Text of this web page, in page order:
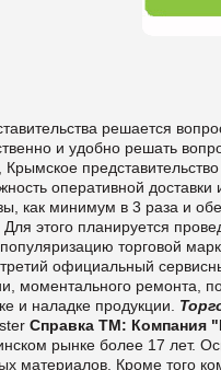
решается
и удобно решать
Крымское
оперативной
как минимум в 3 раза и
Для этого планируется
торговой
третий официальный
моментального ремонта,
и наладке продукции.
Справка ТМ: Компания
рынке более 17 лет.
материалов. Кроме того